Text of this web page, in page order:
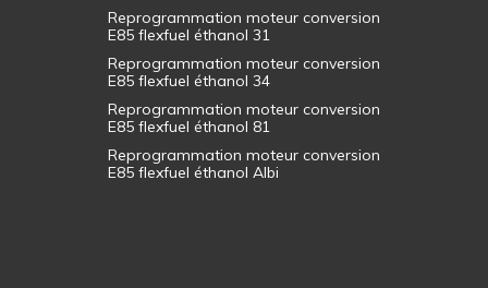
Reprogrammation moteur conversion
E85 flexfuel éthanol 31
Reprogrammation moteur conversion
E85 flexfuel éthanol 34
Reprogrammation moteur conversion
E85 flexfuel éthanol 81
Reprogrammation moteur conversion
E85 flexfuel éthanol Albi